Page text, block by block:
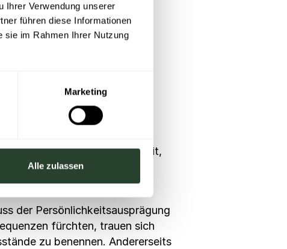
Ihrer Verwendung unserer
führen diese Informationen
sie im Rahmen Ihrer Nutzung
Marketing
Alle zulassen
Diskriminierung oder Mobbing
mehr als die Hälfte aller
werden so viele Fälle nicht
das Risiko eingehen, über
aus weniger Bereitschaft mit,
Kosten” auch auf
der Persönlichkeitsausprägung
fürchten, trauen sich
zu benennen. Andererseits